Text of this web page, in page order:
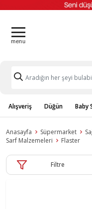
Alışveriş Düğün Baby
Anasayfa Süpermarket
Sarf Malzemeleri
Flaster
Filtre